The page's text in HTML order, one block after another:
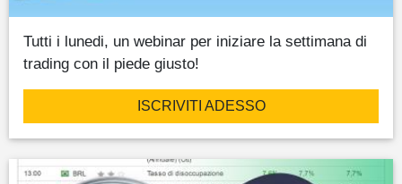
Tutti i lunedi, un webinar per iniziare la settimana di
trading con il piede giusto!
ISCRIVITI ADESSO